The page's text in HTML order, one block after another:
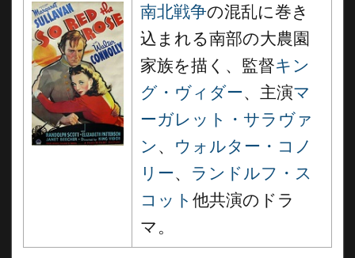
南北戦争の混乱に巻き
込まれる南部の大農園
家族を描く、監督キン
グ・ヴィダー、主演マ
ーガレット・サラヴァ
ン 、 ウォルター・コノ
リー、 ランドルフ・ス
コット 他共演のドラ
マ。